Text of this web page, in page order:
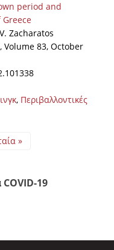
period and
Zacharatos
Volume 83, October
, Περιβαλλοντικές
»
19